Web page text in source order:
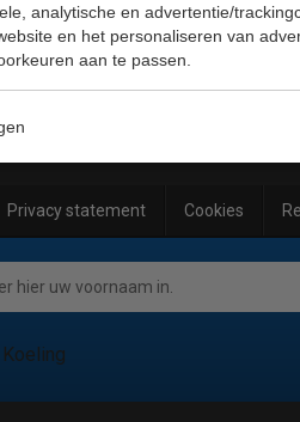
analytische en advertentie/
en het personaliseren van
aan te passen.
Koksbenodigdheden
Privacy statement Cookies